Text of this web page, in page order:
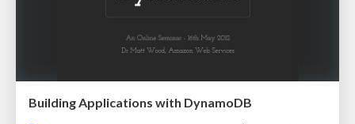
Building Applications with DynamoDB